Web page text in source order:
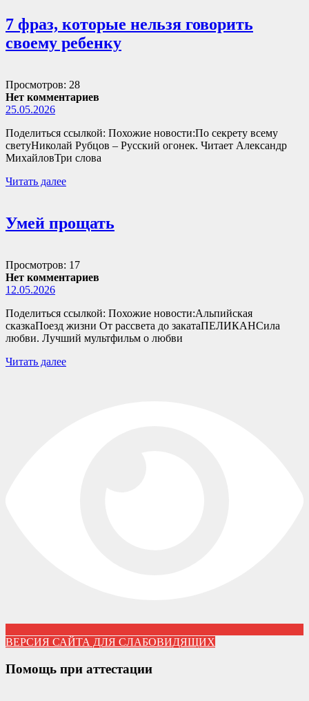
7 фраз, которые нельзя говорить
своему ребенку
Просмотров: 28
Нет комментариев
25.05.2026
Поделиться ссылкой: Похожие новости:По секрету всему
светуНиколай Рубцов – Русский огонек. Читает Александр
МихайловТри слова
Читать далее
Умей прощать
Просмотров: 17
Нет комментариев
12.05.2026
Поделиться ссылкой: Похожие новости:Альпийская
сказкаПоезд жизни От рассвета до закатаПЕЛИКАНСила
любви. Лучший мультфильм о любви
Читать далее
ВЕРСИЯ САЙТА ДЛЯ СЛАБОВИДЯЩИХ
Помощь при аттестации